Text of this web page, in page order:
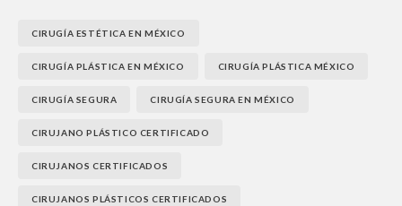
CIRUGÍA ESTÉTICA EN MÉXICO
CIRUGÍA PLÁSTICA EN MÉXICO CIRUGÍA PLÁSTICA MÉXICO
CIRUGÍA SEGURA CIRUGÍA SEGURA EN MÉXICO
CIRUJANO PLÁSTICO CERTIFICADO
CIRUJANOS CERTIFICADOS
CIRUJANOS PLÁSTICOS CERTIFICADOS